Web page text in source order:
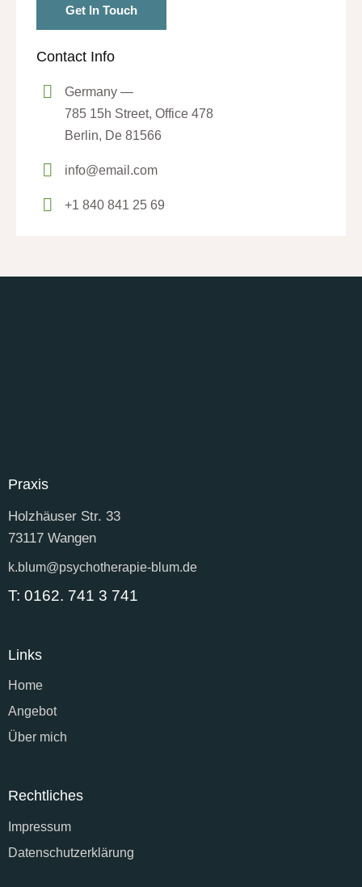
Contact Info
Germany —
785 15h Street, Office 478
Berlin, De 81566
info@email.com
+1 840 841 25 69
Praxis
Holzhäuser Str. 33
73117 Wangen
k.blum@psychotherapie-blum.de
T: 0162. 741 3 741‬
Links
Home
Angebot
Über mich
Rechtliches
Impressum
Datenschutzerklärung